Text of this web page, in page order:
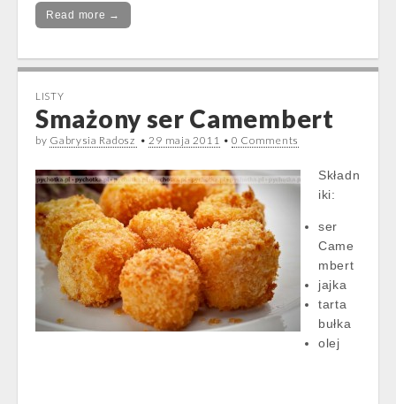
Read more →
LISTY
Smażony ser Camembert
by Gabrysia Radosz •29 maja 2011 • 0 Comments
Składn
iki:
ser
Came
mbert
jajka
tarta
bułka
olej